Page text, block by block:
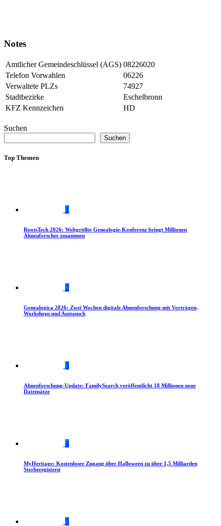
Notes
Amtlicher Gemeindeschlüssel (AGS) 08226020
Telefon Vorwahlen
06226
Verwaltete PLZs
74927
Stadtbezirke
Eschelbronn
KFZ Kennzeichen
HD
Suchen
Suchen
Top Themen
1
RootsTech 2026: Weltgrößte Genealogie-Konferenz bringt Millionen
Ahnenforscher zusammen
2
Genealogica 2026: Zwei Wochen digitale Ahnenforschung mit Vorträgen,
Workshops und Austausch
3
Ahnenforschung-Update: FamilySearch veröffentlicht 18 Millionen neue
Datensätze
4
MyHeritage: Kostenloser Zugang über Halloween zu über 1,5 Milliarden
Sterberegistern
5